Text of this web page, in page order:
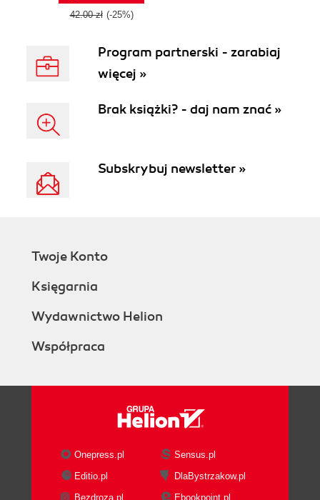
42.00 zł (-25%)
Program partnerski - zarabiaj
więcej »
Brak książki? - daj nam znać »
Subskrybuj newsletter »
Twoje Konto
Księgarnia
Wydawnictwo Helion
Współpraca
Onepress.pl
Sensus.pl
Editio.pl
DlaBystrzakow.pl
Bezdroza.pl
Ebookpoint.pl